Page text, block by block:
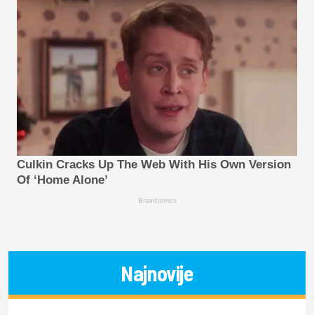
Culkin Cracks Up The Web With His Own Version
Of ‘Home Alone’
Brainberries
Najnovije